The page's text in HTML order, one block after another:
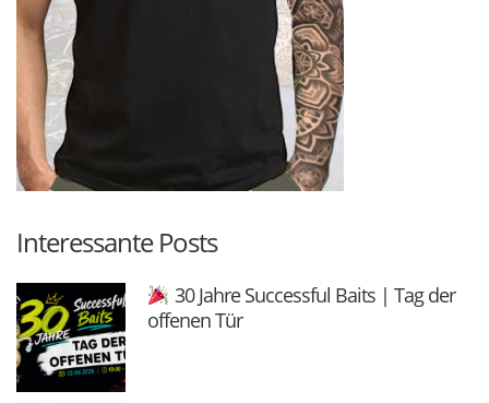
Interessante Posts
30 Jahre Successful Baits | Tag der
offenen Tür